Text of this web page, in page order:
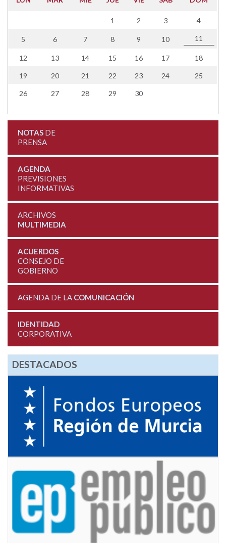
1 2 3 4
5 6 7 8 9 10 11
12 13 14 15 16 17 18
19 20 21 22 23 24 25
26 27 28 29 30
NOTASDE
PRENSA
AGENDA
PREVISIONES
INFORMATIVAS
ARCHIVOS
MULTIMEDIA
ACUERDOS
CONSEJO DE
GOBIERNO
AGENDA DE LA COMUNICACIÓN
IDENTIDAD
CORPORATIVA
DESTACADOS